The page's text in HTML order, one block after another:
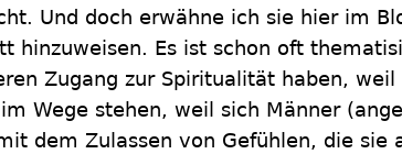
Und doch erwähne ich sie hier im
hinzuweisen. Es ist schon oft
Zugang zur Spiritualität haben,
Wege stehen, weil sich Männer
dem Zulassen von Gefühlen, die sie